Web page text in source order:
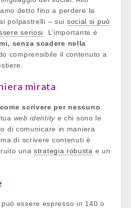
detto fino a perdere la
polpastrelli – sui social si può
seriosi . L’importante è
senza scadere nella
comprensibile il contenuto a
mirata
scrivere per nessuno
web identitye chi sono le
di comunicare in maniera
di scrivere contenuti è
una strategia robusta e un
essere espresso in 140 o